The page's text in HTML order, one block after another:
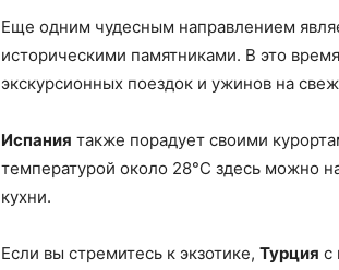
Еще одним чудесным направлением
историческими памятниками. В это
экскурсионных поездок и ужинов на
Испания также порадует своими
температурой около 28°C здесь можно
кухни.
Если вы стремитесь к экзотике, Турция с